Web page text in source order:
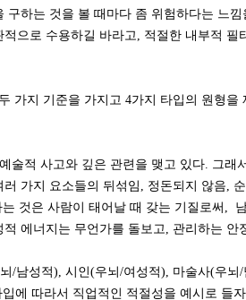
하는 것을 볼 때마다 좀 위험하다는 느
으로 수용하길 바라고, 적절한 내부적 필
가지 기준을 가지고 4가지 타입의 원형
술적 사고와 깊은 관련을 맺고 있다. 그래
가지 요소들의 뒤섞임, 정돈되지 않음,
것은 사람이 태어날 때 갖는 기질로써,
에너지는 무언가를 돌보고, 관리하는 안
/남성적), 시인(우뇌/여성적), 마술사(우뇌
에 따라서 직업적인 적절성을 예시로 들